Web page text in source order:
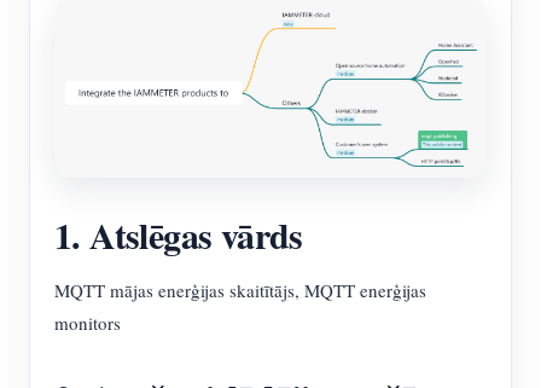
1. Atslēgas vārds
MQTT mājas enerģijas skaitītājs, MQTT enerģijas
monitors